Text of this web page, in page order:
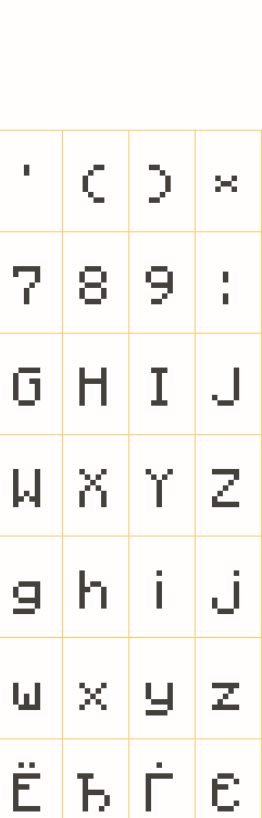
' ( ) *
7 8 9 :
G H I J
W X Y Z
g h i j
w x y z
Ё Ђ Ѓ Є